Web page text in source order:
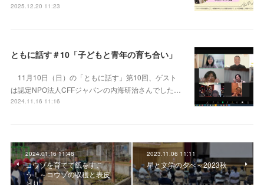
2025.12.20 11:23
ともに話す＃10「子どもと青年の育ち合い」
11月10日（日）の「ともに話す」第10回、ゲスト
は認定NPO法人CFFジャパンの内海研治さんでした…
2024.11.16 11:16
2024.01.16 11:46
コウゾを育てて紙をすこ
う！～コウゾの収穫と表皮
とり
2023.11.06 11:11
星と文学の夕べ～2023秋